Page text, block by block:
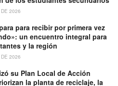
2026
para recibir por primera vez
un encuentro integral para
y la región
2026
su Plan Local de Acción
la planta de reciclaje, la